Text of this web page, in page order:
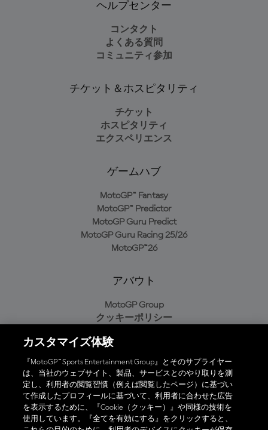
ヘルプセンター
コンタクト
よくある質問
コミュニティ参加
チケット＆ホスピタリティ
チケット
ホスピタリティ
エクスペリエンス
ゲームハブ
MotoGP™ Fantasy
MotoGP™ Predictor
MotoGP Guru Predict
MotoGP Guru Racing 25/26
MotoGP™26
アバウト
MotoGP Group
クッキーポリシー
プライバシーポリシー
購入ポリシー
オフィシャルアプリ
カスタマイズ体験
『MotoGP™ Sports Entertainment Group』とそのサプライヤー
は、当社のウェブサイト、製品、サービスとのやり取りを測
定し、利用者の閲覧習慣（例えば閲覧したページ）に基づい
て作成したプロフィールに基づいて、利用者に合わせた広告
を表示するために、『Cookie（クッキー）』や同様の技術を
使用しています。『全てを有効にする』をクリックすると、